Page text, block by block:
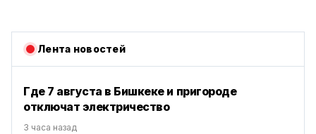
Лента новостей
Где 7 августа в Бишкеке и пригороде
отключат электричество
3 часа назад